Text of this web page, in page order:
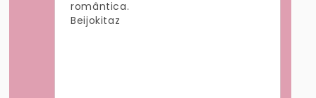
romântica.
Beijokitaz